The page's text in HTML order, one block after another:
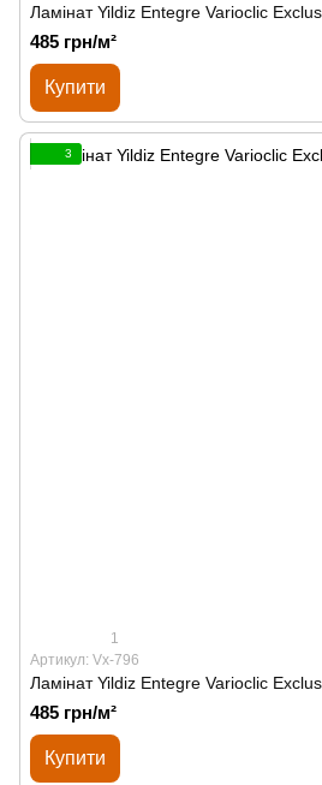
Ламінат Yildiz Entegre Varioclic
485 грн/м²
Купити
3
1
Артикул: Vx-796
Ламінат Yildiz Entegre Varioclic
485 грн/м²
Купити